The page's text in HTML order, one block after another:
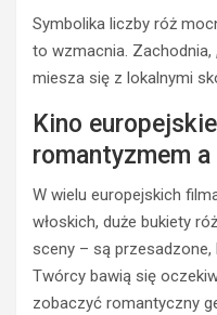
Symbolika liczby róż
to wzmacnia. Zachodnia,
miesza się z lokalnymi
Kino
romantyzmem
W wielu europejskich
włoskich, duże bukiety
sceny – są
Twórcy bawią się
zobaczyć romantyczny